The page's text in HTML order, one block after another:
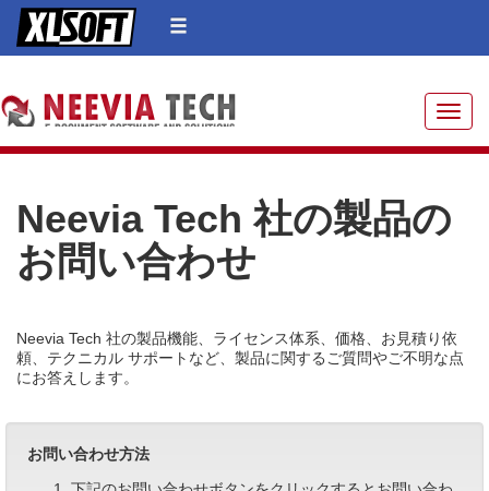
Neevia Tech 社の製品の
お問い合わせ
Neevia Tech 社の製品機能、ライセンス体系、価格、お見積り依
頼、テクニカル サポートなど、製品に関するご質問やご不明な点
にお答えします。
お問い合わせ方法